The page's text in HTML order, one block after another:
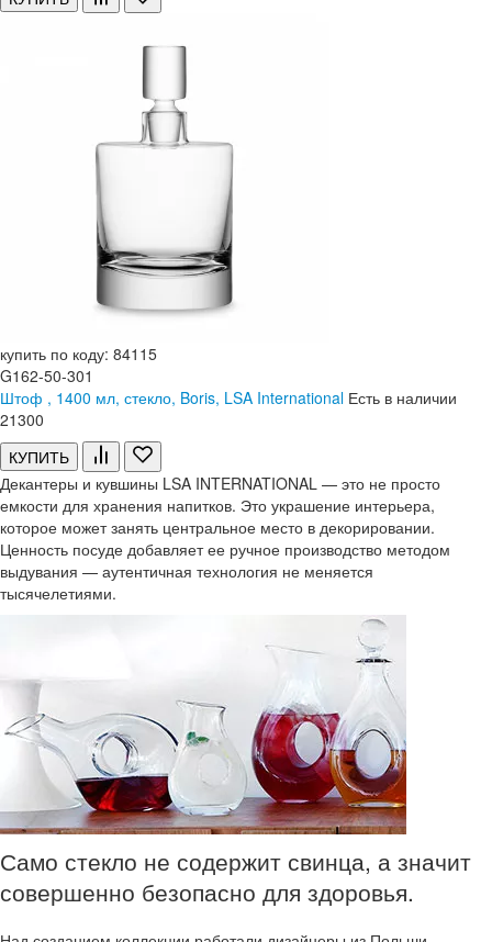
купить по коду: 84115
G162-50-301
Штоф , 1400 мл, стекло, Boris, LSA International Есть в наличии
21300
КУПИТЬ
Декантеры и кувшины LSA INTERNATIONAL — это не просто
емкости для хранения напитков. Это украшение интерьера,
которое может занять центральное место в декорировании.
Ценность посуде добавляет ее ручное производство методом
выдувания — аутентичная технология не меняется
тысячелетиями.
Само стекло не содержит свинца, а значит
совершенно безопасно для здоровья.